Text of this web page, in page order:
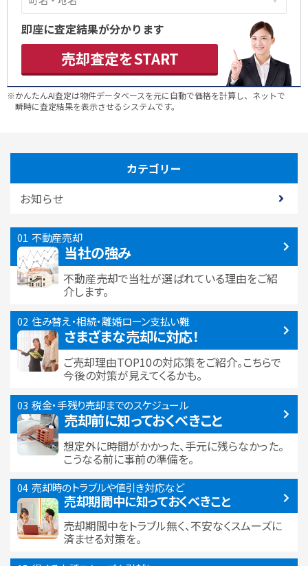
即座に査定結果が分かります
売却査定をSTART
※かんたんAI査定は物件データベースを元に自動で価格を計算し、ネットで
瞬時に査定結果を表示させるシステムです。
カテゴリー
お知らせ
不動産売却
当社の強み
不動産売却で当社が選ばれている理由をご紹
介します。
住み替え・相続・離婚ローン支払い難
さまざまな売却に対応！
ご売却理由TOP10の対応策をご紹介。こちらで
今後の対策が見えてくるかも。
税金・手残り売却までのスケジュール
売却前に知っておくべきこと
想定外に時間がかかった、手元に残らなかった。
こうなる前に事前の準備を。
売却時のトラブルや値引き対応など
売却期間中に知っておくべきこと
売却期間中をトラブル無く、不安なくスムーズに
済ませる対策を。